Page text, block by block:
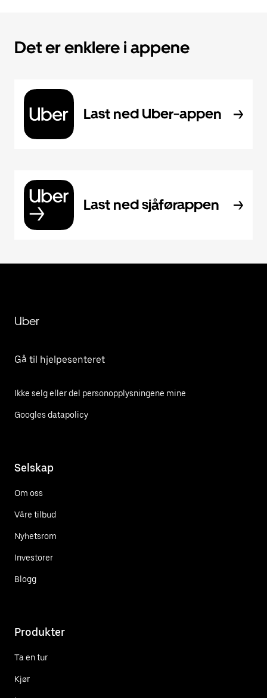
Det er enklere i appene
Last ned Uber-appen
Last ned sjåførappen
Uber
Gå til hjelpesenteret
Ikke selg eller del personopplysningene mine
Googles datapolicy
Selskap
Om oss
Våre tilbud
Nyhetsrom
Investorer
Blogg
Produkter
Ta en tur
Kjør